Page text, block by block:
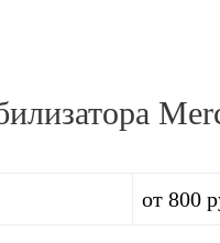
от 800